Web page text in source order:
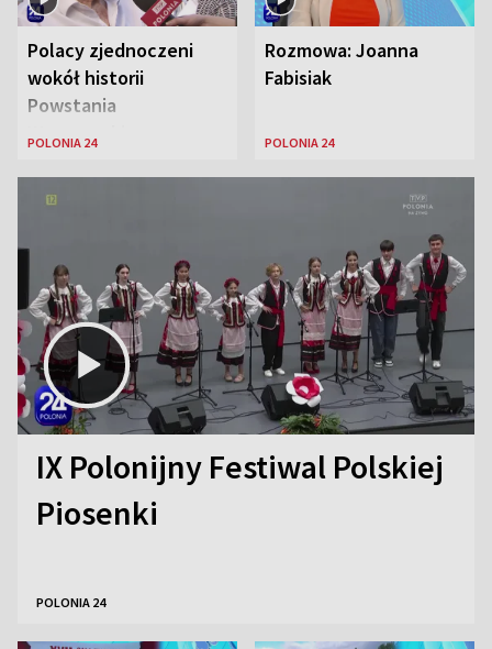
Polacy zjednoczeni
wokół historii
Powstania
Warszawskiego
POLONIA 24
Rozmowa: Joanna
Fabisiak
POLONIA 24
IX Polonijny Festiwal Polskiej
Piosenki
POLONIA 24